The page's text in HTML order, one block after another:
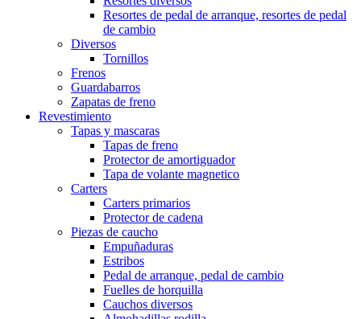
Resortes de pedal de arranque, resortes de pedal
de cambio
Diversos
Tornillos
Frenos
Guardabarros
Zapatas de freno
Revestimiento
Tapas y mascaras
Tapas de freno
Protector de amortiguador
Tapa de volante magnetico
Carters
Carters primarios
Protector de cadena
Piezas de caucho
Empuñaduras
Estribos
Pedal de arranque, pedal de cambio
Fuelles de horquilla
Cauchos diversos